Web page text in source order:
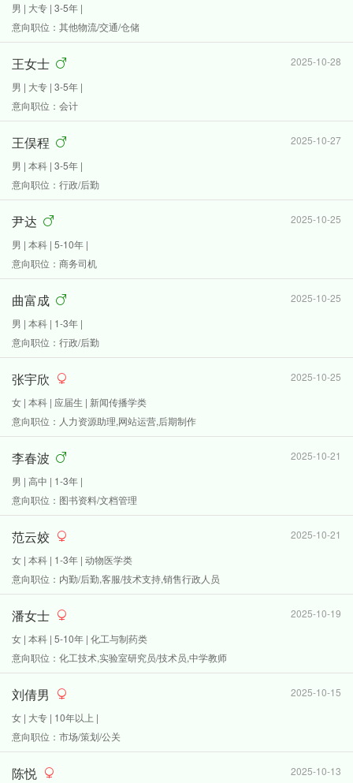
男 | 大专 | 3-5年 |
意向职位：其他物流/交通/仓储
王女士
2025-10-28
男 | 大专 | 3-5年 |
意向职位：会计
王俣程
2025-10-27
男 | 本科 | 3-5年 |
意向职位：行政/后勤
尹达
2025-10-25
男 | 本科 | 5-10年 |
意向职位：商务司机
曲富成
2025-10-25
男 | 本科 | 1-3年 |
意向职位：行政/后勤
张宇欣
2025-10-25
女 | 本科 | 应届生 | 新闻传播学类
意向职位：人力资源助理,网站运营,后期制作
李春波
2025-10-21
男 | 高中 | 1-3年 |
意向职位：图书资料/文档管理
范云姣
2025-10-21
女 | 本科 | 1-3年 | 动物医学类
意向职位：内勤/后勤,客服/技术支持,销售行政人员
潘女士
2025-10-19
女 | 本科 | 5-10年 | 化工与制药类
意向职位：化工技术,实验室研究员/技术员,中学教师
刘倩男
2025-10-15
女 | 大专 | 10年以上 |
意向职位：市场/策划/公关
陈悦
2025-10-13